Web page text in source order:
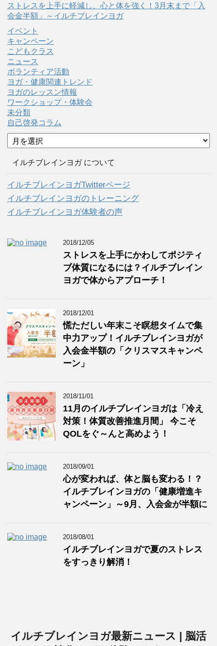
ストレスを上手に軽減し、心と体を強く！3月末まで「入
会金半額」～イルチブレインヨガ
イベント
キャンペーン
こどもクラス
ニュース
ボランティア活動
ヨガ・健康関連トレンド
ヨガのレッスン情報
ワークショップ・体験会
未分類
自己啓発コラム
ア
ー
イルチブレインヨガ について
イルチブレインヨガTwitterページ
イルチブレインヨガのトレーニング
イルチブレインヨガ体験者の声
2018/12/05
ストレスを上手にかわしてポジティ
ブ体質になるには？イルチブレイン
ヨガで体からアプローチ！
2018/12/01
慌ただしい年末こそ瞑想タイムで集
中力アップ！イルチブレインヨガが
入会金半額の「クリスマスキャンペ
ーン」
2018/11/01
11月のイルチブレインヨガは「冷え
対策！体質改善推進月間」 今こそ
QOLをぐ～んと高めよう！
2018/09/01
心が変われば、体と脳も変わる！？
イルチブレインヨガの「健康増進キ
ャンペーン」～9月、入会金が半額に
2018/08/01
イルチブレインヨガで夏のストレス
をすっきり解消！
イルチブレインヨガ最新ニュース | 脳活